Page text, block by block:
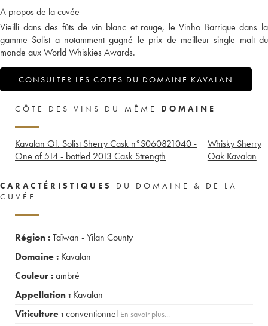
A propos de la cuvée
Vieilli dans des fûts de vin blanc et rouge, le Vinho Barrique dans la
gamme Solist a notamment gagné le prix de meilleur single malt du
monde aux World Whiskies Awards.
CONSULTER LES COTES DU DOMAINE KAVALAN
CÔTE DES VINS DU MÊME DOMAINE
Kavalan Of. Solist Sherry Cask n°S060821040 -
One of 514 - bottled 2013 Cask Strength
Whisky Sherry
Oak Kavalan
CARACTÉRISTIQUES
DU DOMAINE & DE LA
CUVÉE
Région :Taïwan - Yilan County
Domaine : Kavalan
Couleur :ambré
Appellation : Kavalan
Viticulture :conventionnel En savoir plus...